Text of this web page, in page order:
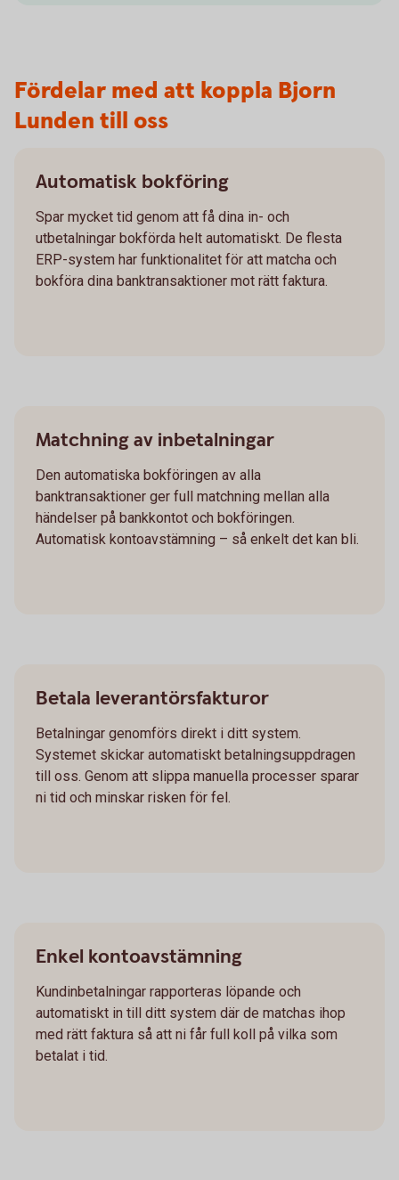
Fördelar med att koppla Bjorn
Lunden till oss
Automatisk bokföring
Spar mycket tid genom att få dina in- och
utbetalningar bokförda helt automatiskt. De flesta
ERP-system har funktionalitet för att matcha och
bokföra dina banktransaktioner mot rätt faktura.
Matchning av inbetalningar
Den automatiska bokföringen av alla
banktransaktioner ger full matchning mellan alla
händelser på bankkontot och bokföringen.
Automatisk kontoavstämning – så enkelt det kan bli.
Betala leverantörsfakturor
Betalningar genomförs direkt i ditt system.
Systemet skickar automatiskt betalningsuppdragen
till oss. Genom att slippa manuella processer sparar
ni tid och minskar risken för fel.
Enkel kontoavstämning
Kundinbetalningar rapporteras löpande och
automatiskt in till ditt system där de matchas ihop
med rätt faktura så att ni får full koll på vilka som
betalat i tid.